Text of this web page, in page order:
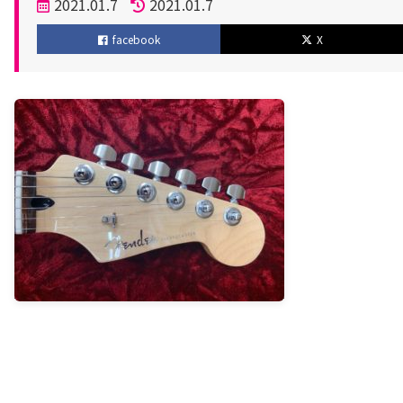
投
稿
日
2021.01.7
更
新
2021.01.7
facebook X